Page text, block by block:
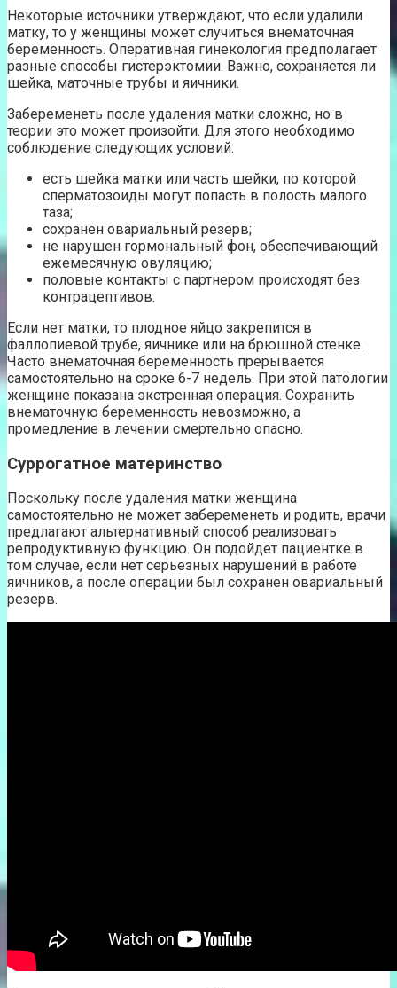
Некоторые источники утверждают, что если удалили
матку, то у женщины может случиться внематочная
беременность. Оперативная гинекология предполагает
разные способы гистерэктомии. Важно, сохраняется ли
шейка, маточные трубы и яичники.
Забеременеть после удаления матки сложно, но в
теории это может произойти. Для этого необходимо
соблюдение следующих условий:
есть шейка матки или часть шейки, по которой
сперматозоиды могут попасть в полость малого
таза;
сохранен овариальный резерв;
не нарушен гормональный фон, обеспечивающий
ежемесячную овуляцию;
половые контакты с партнером происходят без
контрацептивов.
Если нет матки, то плодное яйцо закрепится в
фаллопиевой трубе, яичнике или на брюшной стенке.
Часто внематочная беременность прерывается
самостоятельно на сроке 6-7 недель. При этой патологии
женщине показана экстренная операция. Сохранить
внематочную беременность невозможно, а
промедление в лечении смертельно опасно.
Суррогатное материнство
Поскольку после удаления матки женщина
самостоятельно не может забеременеть и родить, врачи
предлагают альтернативный способ реализовать
репродуктивную функцию. Он подойдет пациентке в
том случае, если нет серьезных нарушений в работе
яичников, а после операции был сохранен овариальный
резерв.